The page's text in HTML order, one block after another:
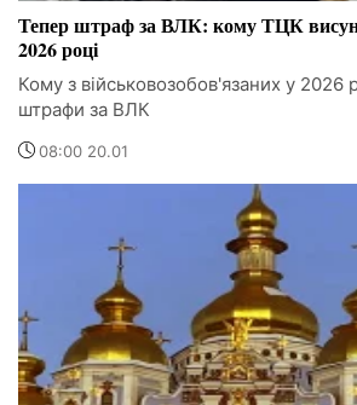
Тепер штраф за ВЛК: кому ТЦК
2026 році
Кому з військовозобов'язаних у 2026
штрафи за ВЛК
08:00 20.01